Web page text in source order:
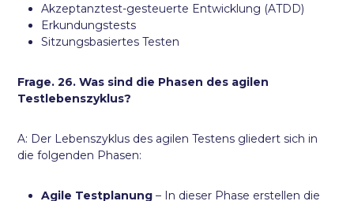
Akzeptanztest-gesteuerte Entwicklung (ATDD)
Erkundungstests
Sitzungsbasiertes Testen
Frage. 26. Was sind die Phasen des agilen
Testlebenszyklus?
A: Der Lebenszyklus des agilen Testens gliedert sich in
die folgenden Phasen:
Agile Testplanung – In dieser Phase erstellen die